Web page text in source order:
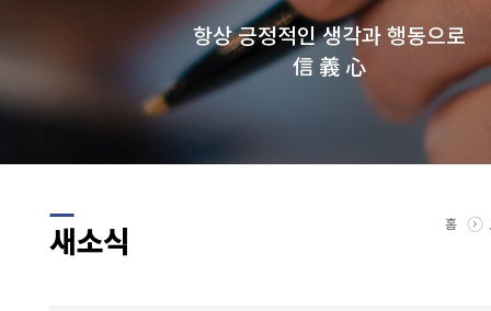
항상 긍정적인 생각과 행동으로
信 義 心
새소식 홈